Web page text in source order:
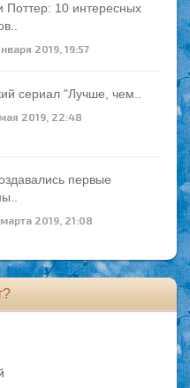
Поттер: 10 интересных
2019, 19:57
сериал "Лучше, чем..
2019, 22:48
первые
2019, 21:08